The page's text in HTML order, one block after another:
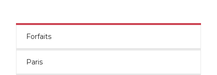
Forfaits
Paris